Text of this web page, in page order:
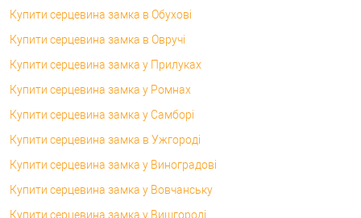
Купити серцевина замка в Обухові
Купити серцевина замка в Овручі
Купити серцевина замка у Прилуках
Купити серцевина замка у Ромнах
Купити серцевина замка у Самборі
Купити серцевина замка в Ужгороді
Купити серцевина замка у Виноградові
Купити серцевина замка у Вовчанську
Купити серцевина замка у Вишгороді